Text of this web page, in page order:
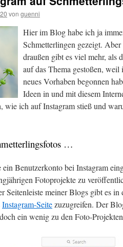
von guenni
Hier im Blog habe ich ja
Schmetterlingen gezeigt.
draußen gibt es viel mehr, als
auf das Thema gestoßen,
neues Vorhaben begonnen
Ideen in und mit diesem
wie ich auf Instagram stieß und
…
Benutzerkonto bei Instagram
Fotoprojekte zu
Seitenleiste meiner Blogs gibt es
Instagram-Seitezuzugreifen. Der
ein wenig zu den Foto-